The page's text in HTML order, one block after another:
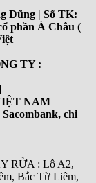
Dũng | Số TK:
phần Á Châu (
TY :
NAM
chi
RỬA : Lô A2,
Bắc Từ Liêm,